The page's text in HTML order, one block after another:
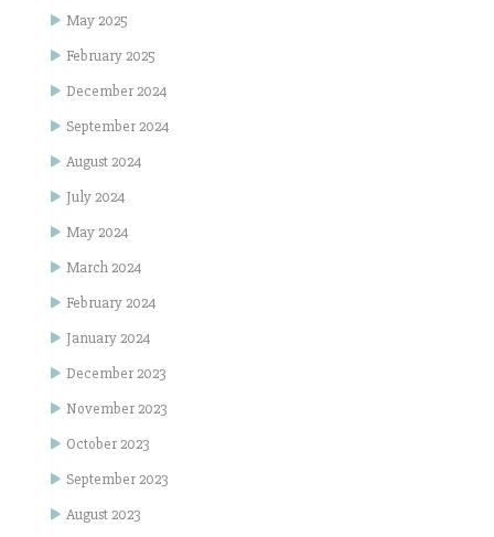
May 2025
February 2025
December 2024
September 2024
August 2024
July 2024
May 2024
March 2024
February 2024
January 2024
December 2023
November 2023
October 2023
September 2023
August 2023